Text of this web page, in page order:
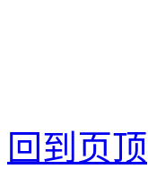
回到页顶